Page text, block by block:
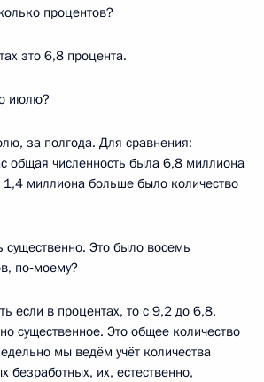
процентов?
это 6,8 процента.
июлю?
за полгода. Для сравнения:
общая численность была 6,8 миллиона
1,4 миллиона больше было количество
существенно. Это было восемь
по‑моему?
если в процентах, то с 9,2 до 6,8.
существенное. Это общее количество
мы ведём учёт количества
безработных, их, естественно,